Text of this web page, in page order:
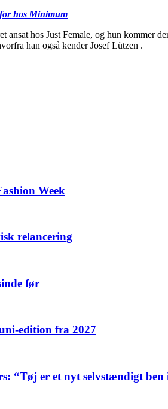
hos Minimum
ansat hos Just Female, og hun kommer
han også kender Josef Lützen .
Week
relancering
før
edition fra 2027
“Tøj er et nyt selvstændigt